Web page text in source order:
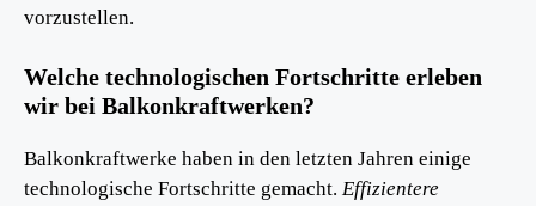
vorzustellen.
Welche technologischen Fortschritte erleben
wir bei Balkonkraftwerken?
Balkonkraftwerke haben in den letzten Jahren einige
technologische Fortschritte gemacht. Effizientere